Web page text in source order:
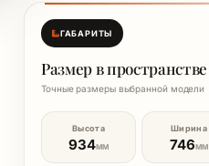
ГАБАРИТЫ
Размер в пространстве
Точные размеры выбранной модели
Высота
934ММ
Ширина
746ММ